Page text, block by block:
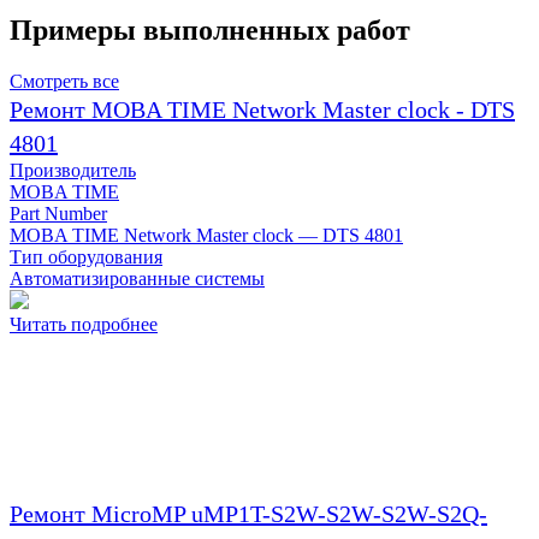
Примеры выполненных работ
Смотреть все
Ремонт MOBA TIME Network Master clock - DTS
4801
Производитель
MOBA TIME
Part Number
MOBA TIME Network Master clock — DTS 4801
Тип оборудования
Автоматизированные системы
Читать подробнее
Ремонт MicroMP uMP1T-S2W-S2W-S2W-S2Q-